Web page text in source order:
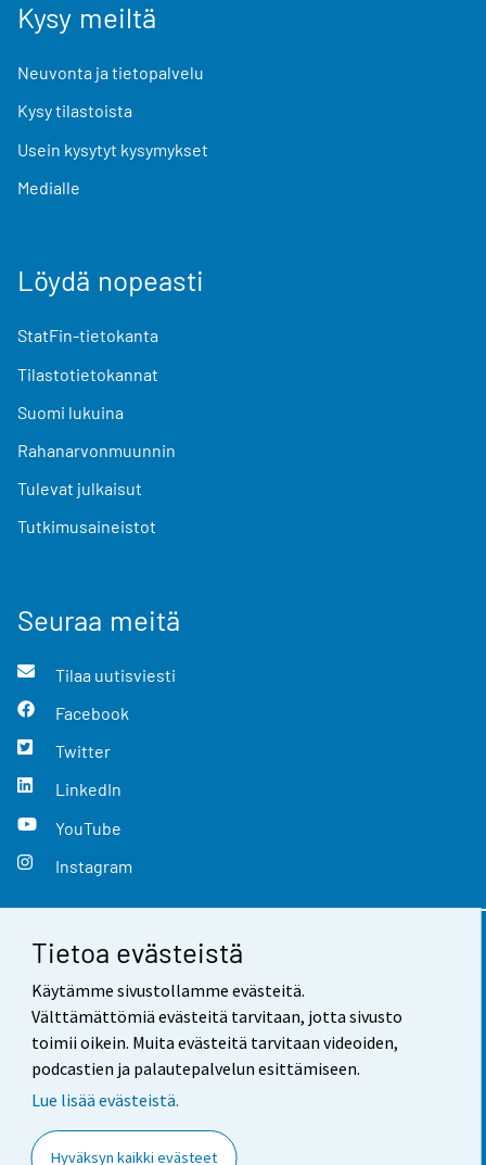
Tietoa evästeistä
Käytämme sivustollamme evästeitä.
Välttämättömiä evästeitä tarvitaan, jotta sivusto
toimii oikein. Muita evästeitä tarvitaan videoiden,
podcastien ja palautepalvelun esittämiseen.
Lue lisää evästeistä.
Hyväksyn kaikki evästeet
Kysy meiltä
Neuvonta ja tietopalvelu
Kysy tilastoista
Usein kysytyt kysymykset
Medialle
Löydä nopeasti
StatFin-tietokanta
Tilastotietokannat
Suomi lukuina
Rahanarvonmuunnin
Tulevat julkaisut
Tutkimusaineistot
Seuraa meitä
Tilaa uutisviesti
Facebook
Twitter
LinkedIn
YouTube
Instagram
Yhteystiedot
Palaute
Käyttöehdot
Saavutettavuus